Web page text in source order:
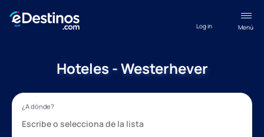
Menú
Log in
Hoteles - Westerhever